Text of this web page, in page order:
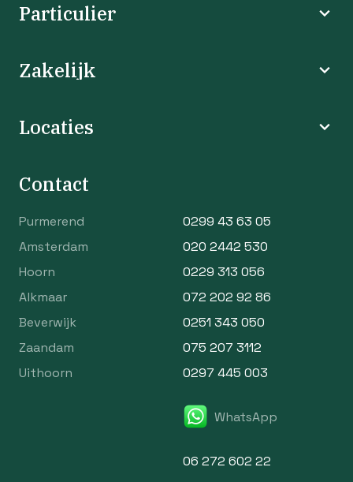
Particulier
Zakelijk
Locaties
Contact
Purmerend
0299 43 63 05
Amsterdam
020 2442 530
Hoorn
0229 313 056
Alkmaar
072 202 92 86
Beverwijk
0251 343 050
Zaandam
075 207 3112
Uithoorn
0297 445 003
WhatsApp
06 272 602 22